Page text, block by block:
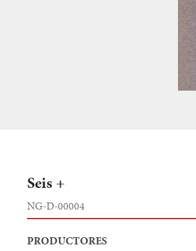
Seis +
NG-D-00004
PRODUCTORES